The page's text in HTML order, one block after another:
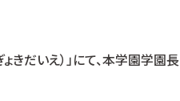
だいえ）」にて、本学園学